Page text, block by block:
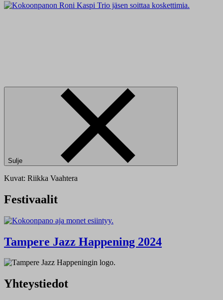
Sulje
Kuvat: Riikka Vaahtera
Festivaalit
Tampere Jazz Happening 2024
Yhteystiedot